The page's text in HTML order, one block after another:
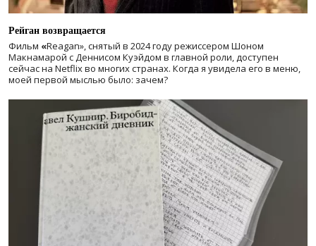
Рейган возвращается
Фильм «Reagan», снятый в 2024 годурежиссером Шоном
Макнамарой с Деннисом Куэйдом в главной роли, доступен
сейчас на Netflix во многих странах. Когда я увидела его в меню,
моей первой мыслью было: зачем?